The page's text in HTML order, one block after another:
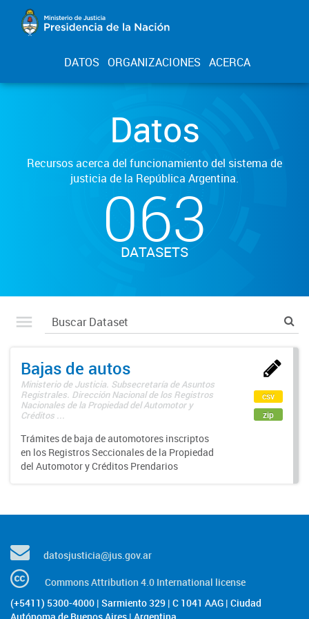
DATOS ORGANIZACIONES ACERCA
Datos
Recursos acerca del funcionamiento del sistema de
justicia de la República Argentina.
063
DATASETS
Bajas de autos
Ministerio de Justicia. Subsecretaría de Asuntos
Registrales. Dirección Nacional de los Registros
Nacionales de la Propiedad del Automotor y
Créditos ...
Trámites de baja de automotores inscriptos
en los Registros Seccionales de la Propiedad
del Automotor y Créditos Prendarios
csv
zip
datosjusticia@jus.gov.ar
Commons Attribution 4.0 International license
(+5411) 5300-4000 | Sarmiento 329 | C 1041 AAG | Ciudad